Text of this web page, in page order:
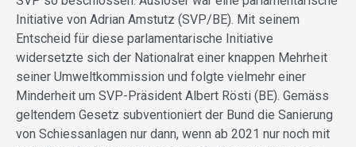
Initiative von Adrian Amstutz (SVP/BE). Mit seinem
Entscheid für diese parlamentarische Initiative
widersetzte sich der Nationalrat einer knappen Mehrheit
seiner Umweltkommission und folgte vielmehr einer
Minderheit um SVP-Präsident Albert Rösti (BE). Gemäss
geltendem Gesetz subventioniert der Bund die Sanierung
von Schiessanlagen nur dann, wenn ab 2021 nur noch mit